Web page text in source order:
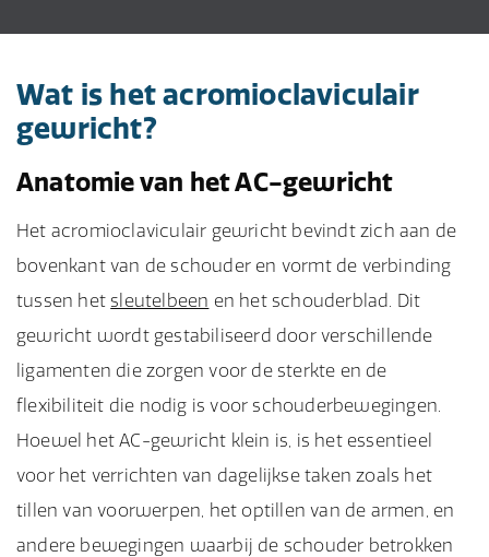
Wat is het acromioclaviculair
gewricht?
Anatomie van het AC-gewricht
Het acromioclaviculair gewricht bevindt zich aan de
bovenkant van de schouder en vormt de verbinding
tussen het sleutelbeen en het schouderblad. Dit
gewricht wordt gestabiliseerd door verschillende
ligamenten die zorgen voor de sterkte en de
flexibiliteit die nodig is voor schouderbewegingen.
Hoewel het AC-gewricht klein is, is het essentieel
voor het verrichten van dagelijkse taken zoals het
tillen van voorwerpen, het optillen van de armen, en
andere bewegingen waarbij de schouder betrokken